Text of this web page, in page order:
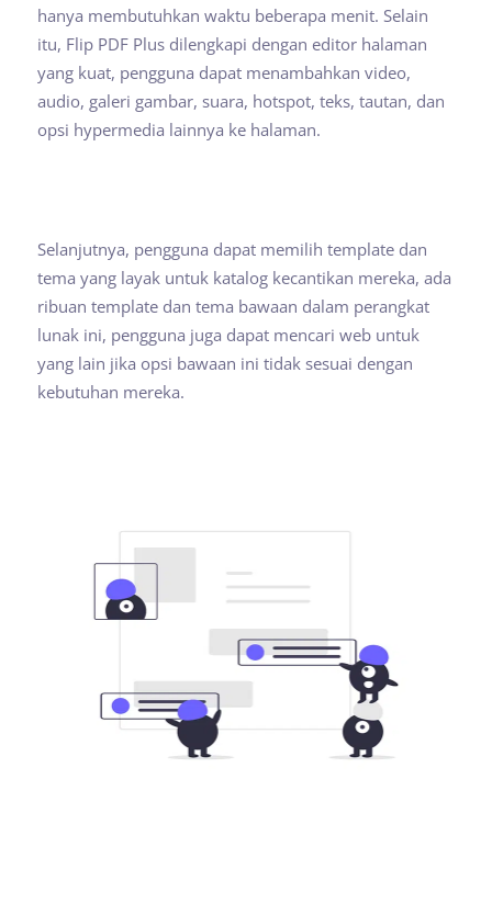
hanya membutuhkan waktu beberapa menit. Selain
itu, Flip PDF Plus dilengkapi dengan editor halaman
yang kuat, pengguna dapat menambahkan video,
audio, galeri gambar, suara, hotspot, teks, tautan, dan
opsi hypermedia lainnya ke halaman.
Selanjutnya, pengguna dapat memilih template dan
tema yang layak untuk katalog kecantikan mereka, ada
ribuan template dan tema bawaan dalam perangkat
lunak ini, pengguna juga dapat mencari web untuk
yang lain jika opsi bawaan ini tidak sesuai dengan
kebutuhan mereka.